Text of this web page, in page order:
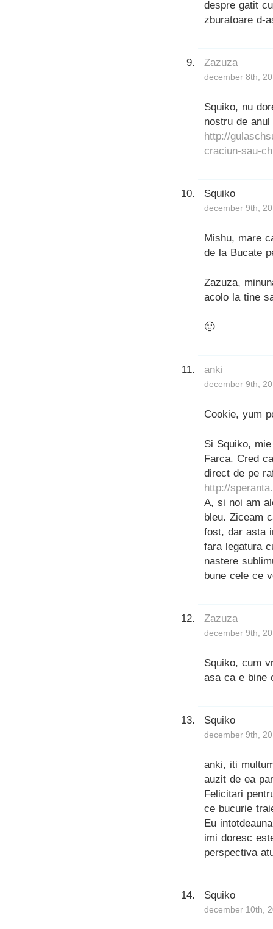
despre gatit
zburatoare d-
Zazuza
december 8th,
Squiko, nu
nostru de
http://
craciun-sau-
Squiko
december 9th,
Mishu, mare
de la Bucate
Zazuza,
acolo la tine
🙂
anki
december 9th,
Cookie, yum
Si Squiko,
Farca. Cred
direct de pe
http://
A, si noi am
bleu. Ziceam
fost, dar asta
fara legatura
nastere
bune cele ce
Zazuza
december 9th,
Squiko, cum
asa ca e bine
Squiko
december 9th,
anki, iti
auzit de ea
Felicitari
ce bucurie
Eu
imi doresc
perspectiva
Squiko
december 10th,